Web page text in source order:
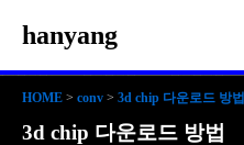
hanyang
HOME > conv > 3d chip 다운로드 방법
3d chip 다운로드 방법